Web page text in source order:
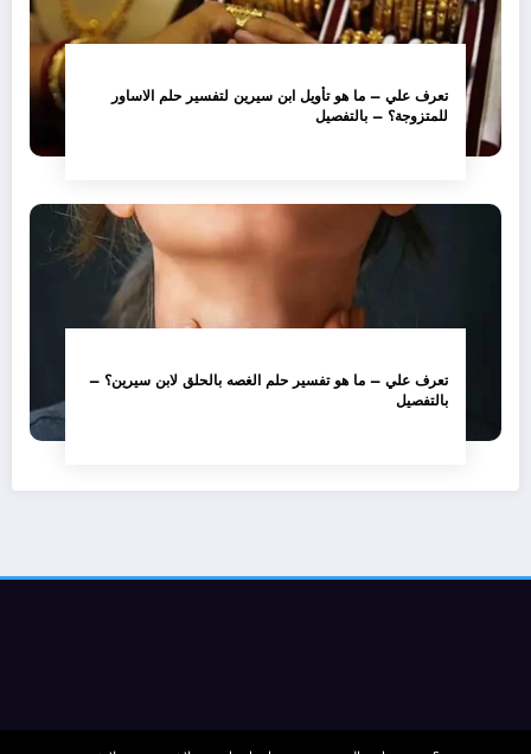
تعرف علي – ما هو تأويل ابن سيرين لتفسير حلم الاساور
للمتزوجة؟ – بالتفصيل
تعرف علي – ما هو تفسير حلم الغصه بالحلق لابن سيرين؟ –
بالتفصيل